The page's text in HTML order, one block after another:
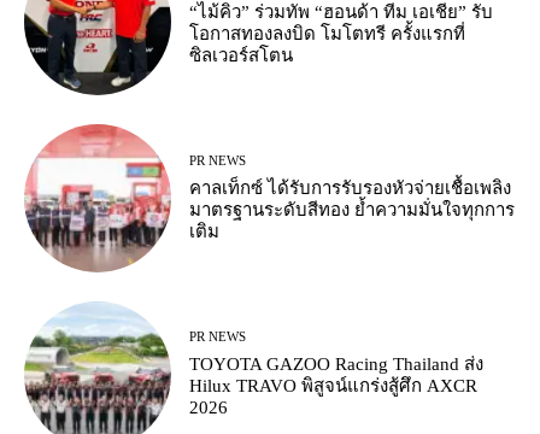
“ไม้คิว” ร่วมทัพ “ฮอนด้า ทีม เอเชีย” รับ
โอกาสทองลงบิด โมโตทรี ครั้งแรกที่
ซิลเวอร์สโตน
PR NEWS
คาลเท็กซ์ ได้รับการรับรองหัวจ่ายเชื้อเพลิง
มาตรฐานระดับสีทอง ย้ำความมั่นใจทุกการ
เติม
PR NEWS
TOYOTA GAZOO Racing Thailand ส่ง
Hilux TRAVO พิสูจน์แกร่งสู้ศึก AXCR
2026